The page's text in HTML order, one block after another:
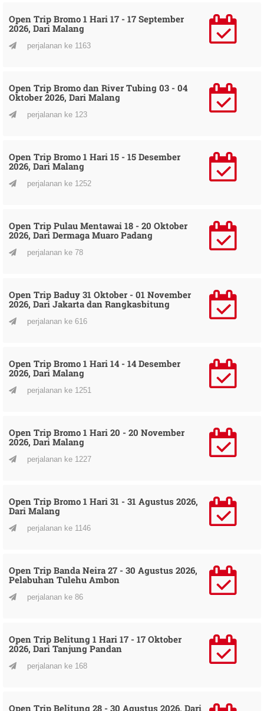
Open Trip Bromo 1 Hari 17 - 17 September
2026, Dari Malang
perjalanan ke 1163
Open Trip Bromo dan River Tubing 03 - 04
Oktober 2026, Dari Malang
perjalanan ke 123
Open Trip Bromo 1 Hari 15 - 15 Desember
2026, Dari Malang
perjalanan ke 1252
Open Trip Pulau Mentawai 18 - 20 Oktober
2026, Dari Dermaga Muaro Padang
perjalanan ke 78
Open Trip Baduy 31 Oktober - 01 November
2026, Dari Jakarta dan Rangkasbitung
perjalanan ke 616
Open Trip Bromo 1 Hari 14 - 14 Desember
2026, Dari Malang
perjalanan ke 1251
Open Trip Bromo 1 Hari 20 - 20 November
2026, Dari Malang
perjalanan ke 1227
Open Trip Bromo 1 Hari 31 - 31 Agustus 2026,
Dari Malang
perjalanan ke 1146
Open Trip Banda Neira 27 - 30 Agustus 2026,
Pelabuhan Tulehu Ambon
perjalanan ke 86
Open Trip Belitung 1 Hari 17 - 17 Oktober
2026, Dari Tanjung Pandan
perjalanan ke 168
Open Trip Belitung 28 - 30 Agustus 2026, Dari